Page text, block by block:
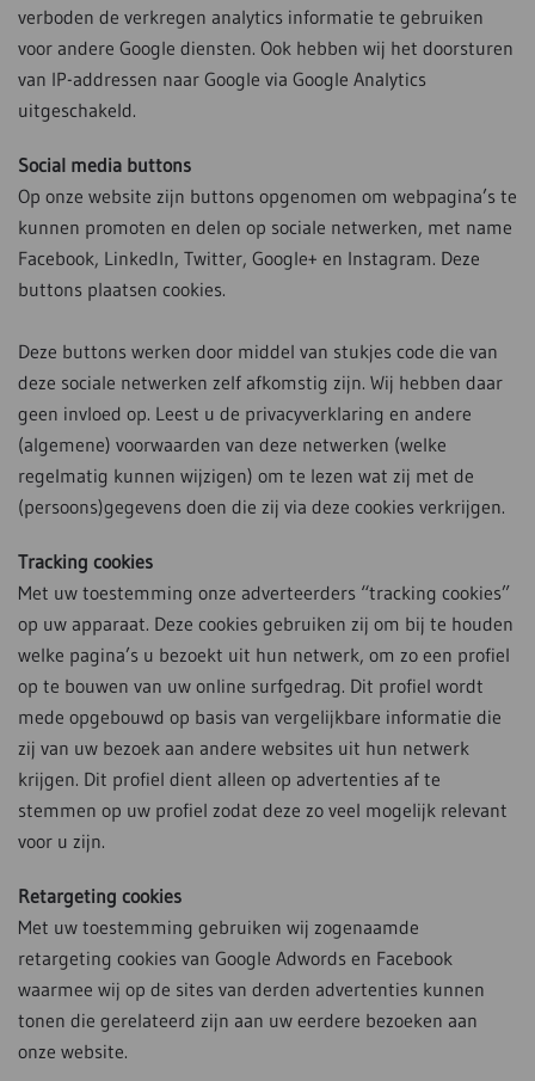
verboden de verkregen analytics informatie te gebruiken
voor andere Google diensten. Ook hebben wij het doorsturen
van IP-addressen naar Google via Google Analytics
uitgeschakeld.
Social media buttons
Op onze website zijn buttons opgenomen om webpagina’s te
kunnen promoten en delen op sociale netwerken, met name
Facebook, LinkedIn, Twitter, Google+ en Instagram. Deze
buttons plaatsen cookies.
Deze buttons werken door middel van stukjes code die van
deze sociale netwerken zelf afkomstig zijn. Wij hebben daar
geen invloed op. Leest u de privacyverklaring en andere
(algemene) voorwaarden van deze netwerken (welke
regelmatig kunnen wijzigen) om te lezen wat zij met de
(persoons)gegevens doen die zij via deze cookies verkrijgen.
Tracking cookies
Met uw toestemming onze adverteerders “tracking cookies”
op uw apparaat. Deze cookies gebruiken zij om bij te houden
welke pagina’s u bezoekt uit hun netwerk, om zo een profiel
op te bouwen van uw online surfgedrag. Dit profiel wordt
mede opgebouwd op basis van vergelijkbare informatie die
zij van uw bezoek aan andere websites uit hun netwerk
krijgen. Dit profiel dient alleen op advertenties af te
stemmen op uw profiel zodat deze zo veel mogelijk relevant
voor u zijn.
Retargeting cookies
Met uw toestemming gebruiken wij zogenaamde
retargeting cookies van Google Adwords en Facebook
waarmee wij op de sites van derden advertenties kunnen
tonen die gerelateerd zijn aan uw eerdere bezoeken aan
onze website.